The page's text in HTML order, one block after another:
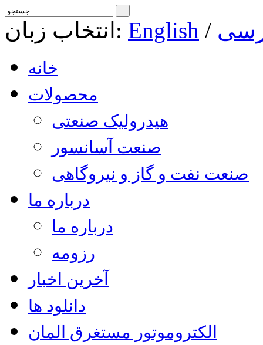
انتخاب زبان: English /
خانه
محصولات
هیدرولیک صنعتی
صنعت آسانسور
صنعت نفت و گاز و نیروگاهی
درباره ما
درباره ما
رزومه
آخرین اخبار
دانلود ها
الکتروموتور مستغرق المان